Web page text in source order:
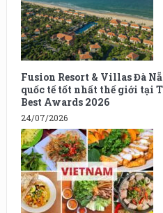
Fusion Resort & Villas Đà
quốc tế tốt nhất thế giới tại
Best Awards 2026
24/07/2026